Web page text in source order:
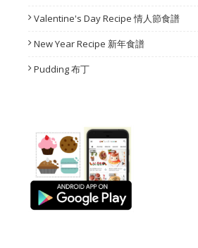
Valentine's Day Recipe 情人節食譜
New Year Recipe 新年食譜
Pudding 布丁